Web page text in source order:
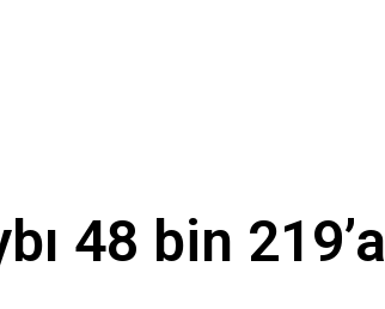
48 bin 219’a